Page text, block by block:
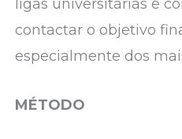
ligas universitárias e
contactar o objetivo
especialmente dos
MÉTODO